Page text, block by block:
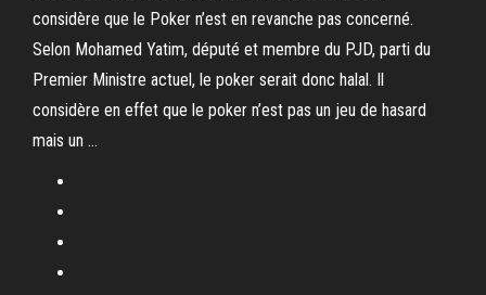
considère que le Poker n’est en revanche pas concerné.
Selon Mohamed Yatim, député et membre du PJD, parti du
Premier Ministre actuel, le poker serait donc halal. Il
considère en effet que le poker n’est pas un jeu de hasard
mais un …